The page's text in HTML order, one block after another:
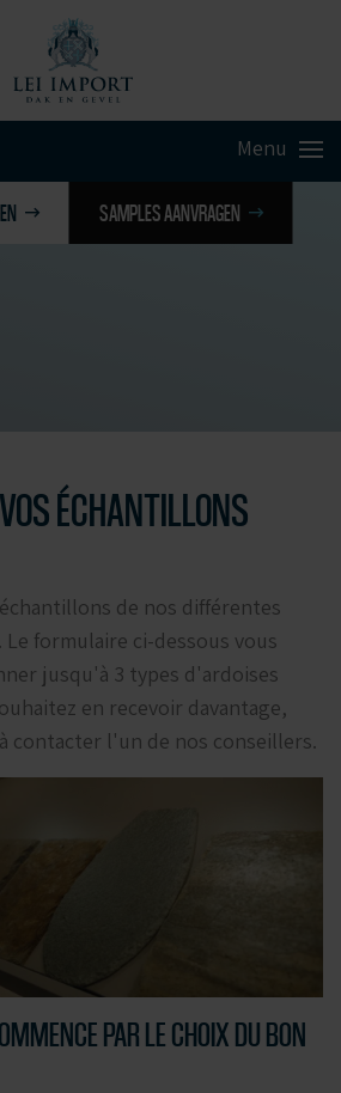
SAMPLES AANVRAGEN
ÉCHANTILLONS
de nos différentes
formulaire ci-dessous vous
jusqu'à 3 types d'ardoises
en recevoir davantage,
contacter l'un de nos conseillers.
PAR LE CHOIX DU BON